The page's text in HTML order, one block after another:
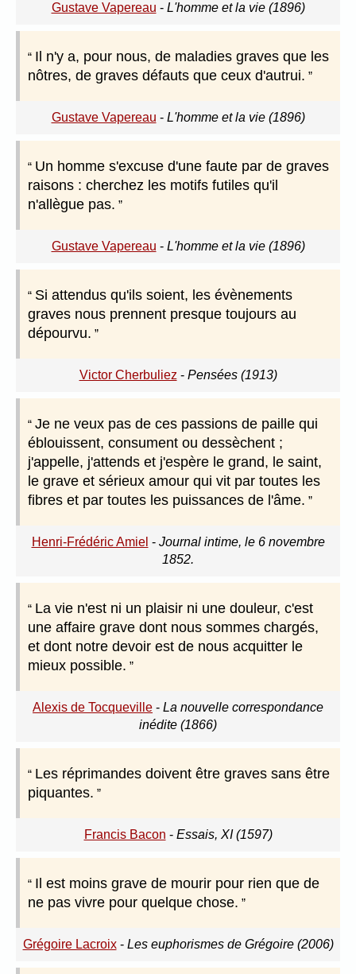
Gustave Vapereau - L'homme et la vie (1896)
Il n'y a, pour nous, de maladies graves que les
nôtres, de graves défauts que ceux d'autrui.
Gustave Vapereau - L'homme et la vie (1896)
Un homme s'excuse d'une faute par de graves
raisons : cherchez les motifs futiles qu'il
n'allègue pas.
Gustave Vapereau - L'homme et la vie (1896)
Si attendus qu'ils soient, les évènements
graves nous prennent presque toujours au
dépourvu.
Victor Cherbuliez - Pensées (1913)
Je ne veux pas de ces passions de paille qui
éblouissent, consument ou dessèchent ;
j'appelle, j'attends et j'espère le grand, le saint,
le grave et sérieux amour qui vit par toutes les
fibres et par toutes les puissances de l'âme.
Henri-Frédéric Amiel - Journal intime, le 6 novembre
1852.
La vie n'est ni un plaisir ni une douleur, c'est
une affaire grave dont nous sommes chargés,
et dont notre devoir est de nous acquitter le
mieux possible.
Alexis de Tocqueville - La nouvelle correspondance
inédite (1866)
Les réprimandes doivent être graves sans être
piquantes.
Francis Bacon - Essais, XI (1597)
Il est moins grave de mourir pour rien que de
ne pas vivre pour quelque chose.
Grégoire Lacroix- Les euphorismes de Grégoire (2006)